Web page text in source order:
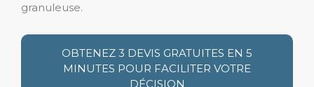
granuleuse.
OBTENEZ 3 DEVIS GRATUITES EN 5
MINUTES POUR FACILITER VOTRE
DÉCISION